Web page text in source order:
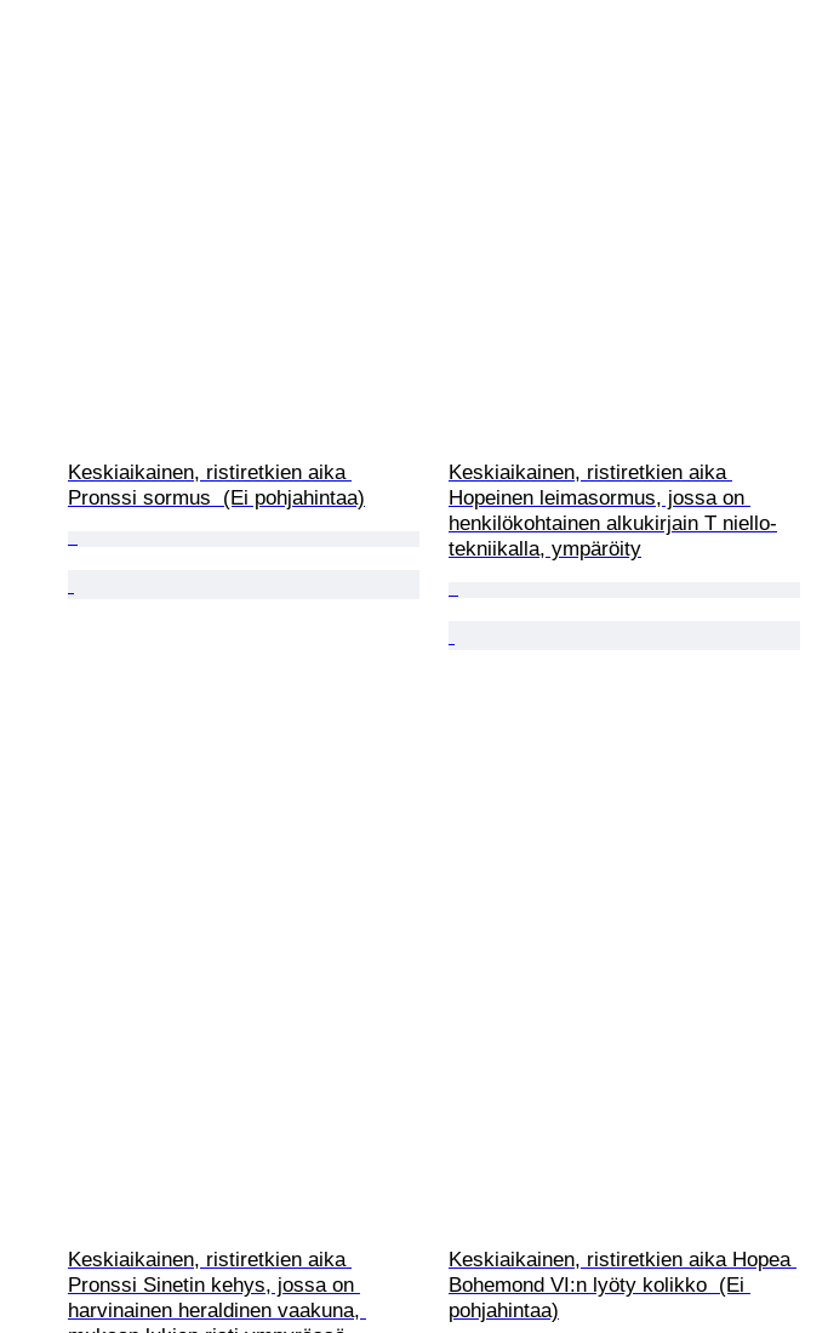
Keskiaikainen, ristiretkien aika
Pronssi sormus  (Ei pohjahintaa)
Keskiaikainen, ristiretkien aika
Hopeinen leimasormus, jossa on
henkilökohtainen alkukirjain T niello-
tekniikalla, ympäröity
Keskiaikainen, ristiretkien aika
Pronssi Sinetin kehys, jossa on
harvinainen heraldinen vaakuna,
Keskiaikainen, ristiretkien aika Hopea
Bohemond VI:n lyöty kolikko  (Ei
pohjahintaa)